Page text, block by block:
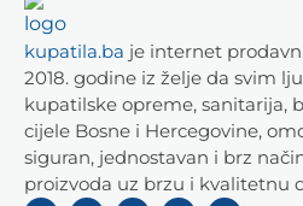
kupatila.ba je internet
2018. godine iz želje da svim
kupatilske opreme, sanitarija,
cijele Bosne i Hercegovine,
siguran, jednostavan i brz
proizvoda uz brzu i kvalitetnu